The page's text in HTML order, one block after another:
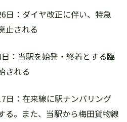
日：ダイヤ改正に伴い、特急
止される
：当駅を始発・終着とする臨
される
日：在来線に駅ナンバリング
る。また、当駅から梅田貨物線